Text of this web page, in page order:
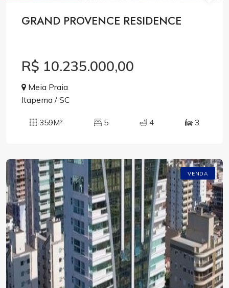
GRAND PROVENCE RESIDENCE
R$ 10.235.000,00
Meia Praia
Itapema / SC
359M² 5 4 3
VENDA